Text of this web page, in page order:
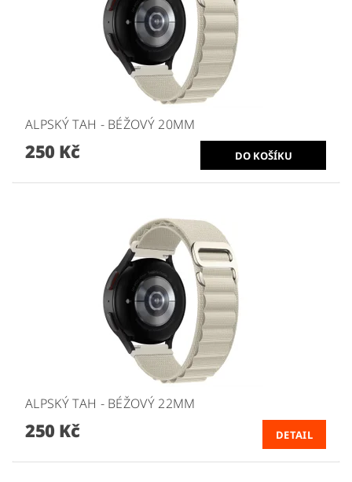
ALPSKÝ TAH - BÉŽOVÝ 20MM
250 Kč
ALPSKÝ TAH - BÉŽOVÝ 22MM
250 Kč DETAIL